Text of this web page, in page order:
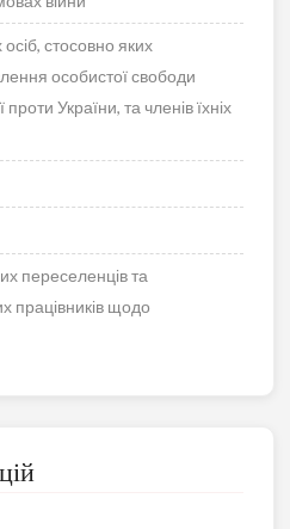
стосовно яких
особистої свободи
проти України, та членів їхніх
переселенців та
працівників щодо